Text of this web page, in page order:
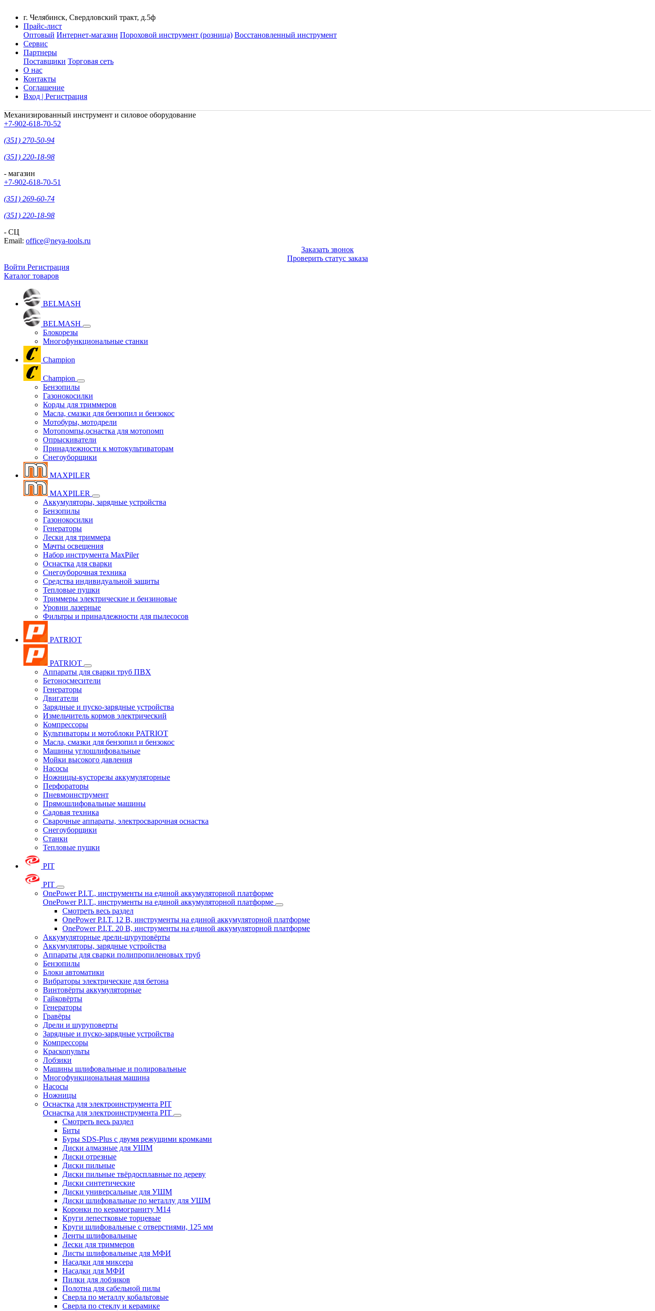
г. Челябинск, Свердловский тракт, д.5ф
Прайс-лист
Оптовый Интернет-магазин Пороховой инструмент (розница) Восстановленный инструмент
Сервис
Партнеры
Поставщики Торговая сеть
О нас
Контакты
Соглашение
Вход | Регистрация
Механизированный инструмент и силовое оборудование
+7-902-618-70-52
(351) 270-50-94
(351) 220-18-98
- магазин
+7-902-618-70-51
(351) 269-60-74
(351) 220-18-98
- СЦ
Email: office@neya-tools.ru
Заказать звонок
Проверить статус заказа
Войти Регистрация
Каталог товаров
BELMASH
BELMASH
Блокорезы
Многофункциональные станки
Champion
Champion
Бензопилы
Газонокосилки
Корды для триммеров
Масла, смазки для бензопил и бензокос
Мотобуры, мотодрели
Мотопомпы,оснастка для мотопомп
Опрыскиватели
Принадлежности к мотокультиваторам
Снегоуборщики
MAXPILER
MAXPILER
Аккумуляторы, зарядные устройства
Бензопилы
Газонокосилки
Генераторы
Лески для триммера
Мачты освещения
Набор инструмента MaxPiler
Оснастка для сварки
Снегоуборочная техника
Средства индивидуальной защиты
Тепловые пушки
Триммеры электрические и бензиновые
Уровни лазерные
Фильтры и принадлежности для пылесосов
PATRIOT
PATRIOT
Аппараты для сварки труб ПВХ
Бетоносмесители
Генераторы
Двигатели
Зарядные и пуско-зарядные устройства
Измельчитель кормов электрический
Компрессоры
Культиваторы и мотоблоки PATRIOT
Масла, смазки для бензопил и бензокос
Машины углошлифовальные
Мойки высокого давления
Насосы
Ножницы-кусторезы аккумуляторные
Перфораторы
Пневмоинструмент
Прямошлифовальные машины
Садовая техника
Сварочные аппараты, электросварочная оснастка
Снегоуборщики
Станки
Тепловые пушки
PIT
PIT
OnePower P.I.T., инструменты на единой аккумуляторной платформе
OnePower P.I.T., инструменты на единой аккумуляторной платформе
Смотреть весь раздел
OnePower P.I.T. 12 В, инструменты на единой аккумуляторной платформе
OnePower P.I.T. 20 В, инструменты на единой аккумуляторной платформе
Аккумуляторные дрели-шуруповёрты
Аккумуляторы, зарядные устройства
Аппараты для сварки полипропиленовых труб
Бензопилы
Блоки автоматики
Вибраторы электрические для бетона
Винтовёрты аккумуляторные
Гайковёрты
Генераторы
Гравёры
Дрели и шуруповерты
Зарядные и пуско-зарядные устройства
Компрессоры
Краскопульты
Лобзики
Машины шлифовальные и полировальные
Многофункциональная машина
Насосы
Ножницы
Оснастка для электроинструмента PIT
Оснастка для электроинструмента PIT
Смотреть весь раздел
Биты
Буры SDS-Plus c двумя режущими кромками
Диски алмазные для УШМ
Диски отрезные
Диски пильные
Диски пильные твёрдосплавные по дереву
Диски синтетические
Диски универсальные для УШМ
Диски шлифовальные по металлу для УШМ
Коронки по керамограниту M14
Круги лепестковые торцевые
Круги шлифовальные с отверстиями, 125 мм
Ленты шлифовальные
Лески для триммеров
Листы шлифовальные для МФИ
Насадки для миксера
Насадки для МФИ
Пилки для лобзиков
Полотна для сабельной пилы
Сверла по металлу кобальтовые
Сверла по стеклу и керамике